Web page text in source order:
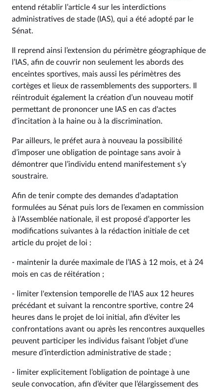
entend rétablir l’article 4 sur les interdictions
administratives de stade (IAS), qui a été adopté par le
Sénat.
Il reprend ainsi l’extension du périmètre géographique de
l’IAS, afin de couvrir non seulement les abords des
enceintes sportives, mais aussi les périmètres des
cortèges et lieux de rassemblements des supporters. Il
réintroduit également la création d’un nouveau motif
permettant de prononcer une IAS en cas d'actes
d'incitation à la haine ou à la discrimination.
Par ailleurs, le préfet aura à nouveau la possibilité
d’imposer une obligation de pointage sans avoir à
démontrer que l’individu entend manifestement s’y
soustraire.
Afin de tenir compte des demandes d’adaptation
formulées au Sénat puis lors de l’examen en commission
à l’Assemblée nationale, il est proposé d’apporter les
modifications suivantes à la rédaction initiale de cet
article du projet de loi :
- maintenir la durée maximale de l’IAS à 12 mois, et à 24
mois en cas de réitération ;
- limiter l'extension temporelle de l'IAS aux 12 heures
précédant et suivant la rencontre sportive, contre 24
heures dans le projet de loi initial, afin d’éviter les
confrontations avant ou après les rencontres auxquelles
peuvent participer les individus faisant l’objet d’une
mesure d’interdiction administrative de stade ;
- limiter explicitement l’obligation de pointage à une
seule convocation, afin d’éviter que l’élargissement des